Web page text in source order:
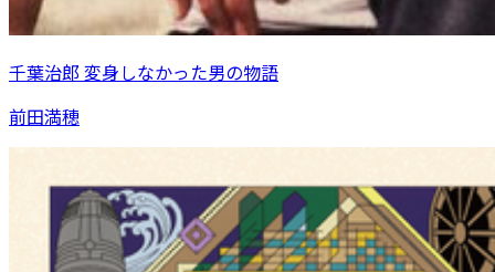
千葉治郎 変身しなかった男の物語
前田満穂